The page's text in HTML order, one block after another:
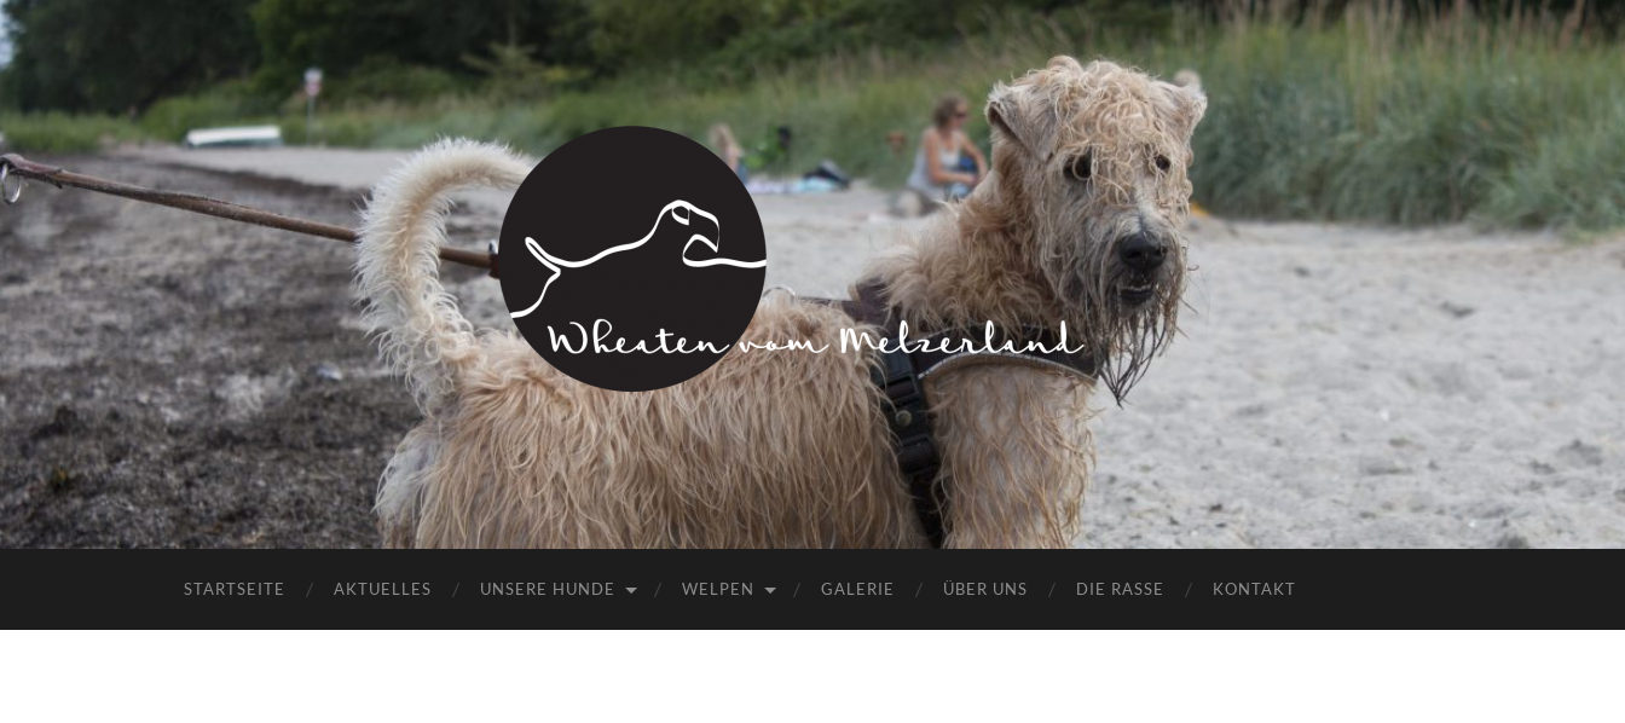
Wheaten
vom
Melzerland
STARTSEITE AKTUELLES UNSERE HUNDE WELPEN GALERIE ÜBER UNS DIE RASSE KONTAKT